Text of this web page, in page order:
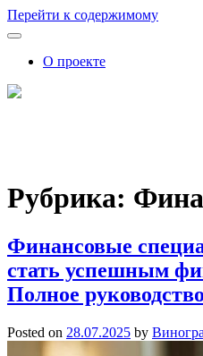
Перейти к содержимому
О проекте
Рубрика:
Финансовые
стать успешным
Полное руководство
Posted on 28.07.2025 by